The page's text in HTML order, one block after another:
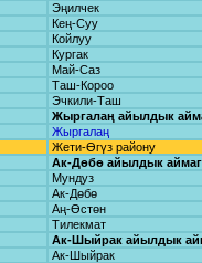
Эңилчек
Кең-Суу
Койлуу
Кургак
Май-Саз
Таш-Короо
Эчкили-Таш
Жыргалаң айылдык
Жыргалаң
Жети-Өгүз району
Ак-Дөбө айылдык
Мундуз
Ак-Дөбө
Аң-Өстөн
Тилекмат
Ак-Шыйрак айылдык
Ак-Шыйрак